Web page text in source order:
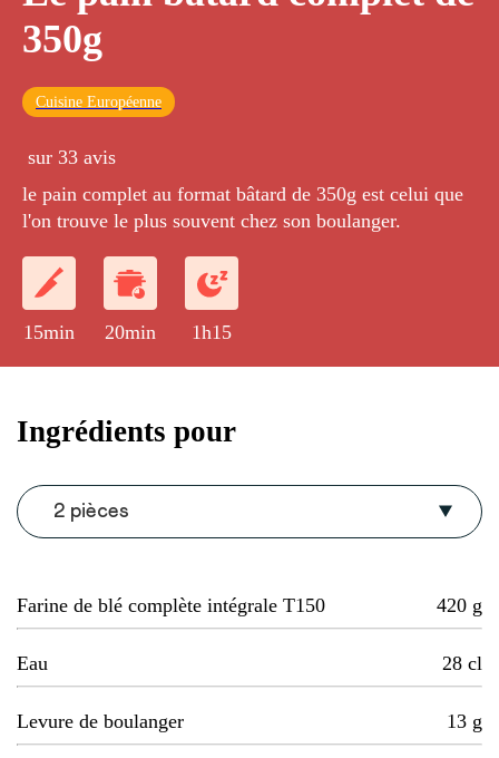
350g
Cuisine Européenne
sur 33 avis
le pain complet au format bâtard de 350g est celui que
l'on trouve le plus souvent chez son boulanger.
15min 20min 1h15
Ingrédients pour
2 pièces
Farine de blé complète intégrale T150 420 g
Eau 28 cl
Levure de boulanger 13 g